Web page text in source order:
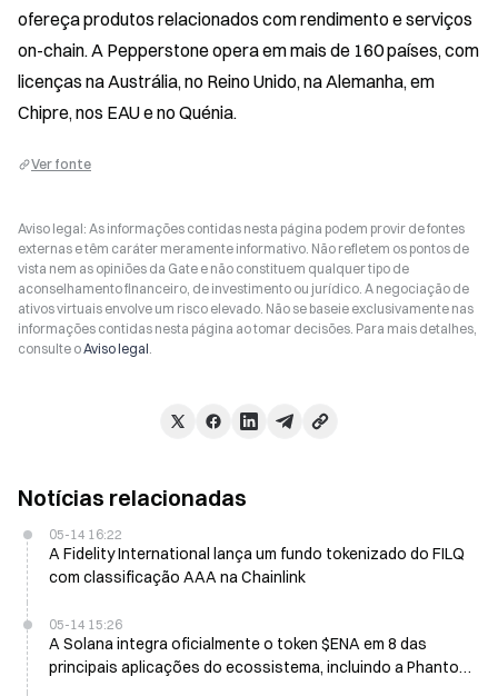
ofereça produtos relacionados com rendimento e serviços
on-chain. A Pepperstone opera em mais de 160 países, com
licenças na Austrália, no Reino Unido, na Alemanha, em
Chipre, nos EAU e no Quénia.
Ver fonte
Aviso legal: As informações contidas nesta página podem provir de fontes
externas e têm caráter meramente informativo. Não refletem os pontos de
vista nem as opiniões da Gate e não constituem qualquer tipo de
aconselhamento financeiro, de investimento ou jurídico. A negociação de
ativos virtuais envolve um risco elevado. Não se baseie exclusivamente nas
informações contidas nesta página ao tomar decisões. Para mais detalhes,
consulte oAviso legal.
Notícias relacionadas
05-14 16:22
A Fidelity International lança um fundo tokenizado do FILQ
com classificação AAA na Chainlink
05-14 15:26
A Solana integra oficialmente o token $ENA em 8 das
principais aplicações do ecossistema, incluindo a Phantom